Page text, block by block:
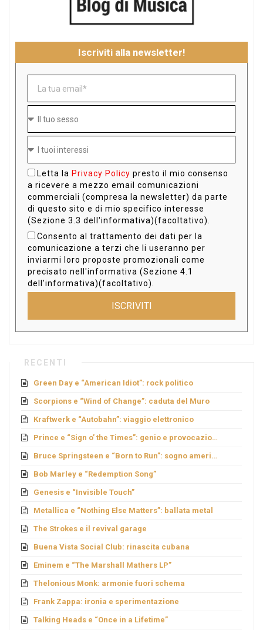
Iscriviti alla newsletter!
Letta la Privacy Policy presto il mio consenso
a ricevere a mezzo email comunicazioni
commerciali (compresa la newsletter) da parte
di questo sito e di mio specifico interesse
(Sezione 3.3 dell'informativa)(facoltativo).
Consento al trattamento dei dati per la
comunicazione a terzi che li useranno per
inviarmi loro proposte promozionali come
precisato nell'informativa (Sezione 4.1
dell'informativa)(facoltativo).
ISCRIVITI
RECENTI
Green Day e “American Idiot”: rock politico
Scorpions e “Wind of Change”: caduta del Muro
Kraftwerk e “Autobahn”: viaggio elettronico
Prince e “Sign o’ the Times”: genio e provocazione
Bruce Springsteen e “Born to Run”: sogno americano
Bob Marley e “Redemption Song”
Genesis e “Invisible Touch”
Metallica e “Nothing Else Matters”: ballata metal
The Strokes e il revival garage
Buena Vista Social Club: rinascita cubana
Eminem e “The Marshall Mathers LP”
Thelonious Monk: armonie fuori schema
Frank Zappa: ironia e sperimentazione
Talking Heads e “Once in a Lifetime”